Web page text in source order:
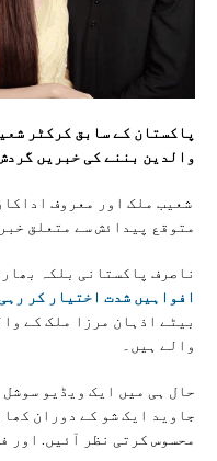
پاکستان کے سابق کرکٹر
والدین بننے کی خبریں
شعیب ملک اور معروف
متوقع پیدائش سے متعلق
ناصرف پاکستانی بلکہ
افواہیں شدت اختیار کر
بیٹے اذہان مرزا ملک کے
والے ہیں۔
حال ہی میں ایک ویڈیو
جاوید ایک شو کے دوران
محسوس کرتی نظر آئیں. اور